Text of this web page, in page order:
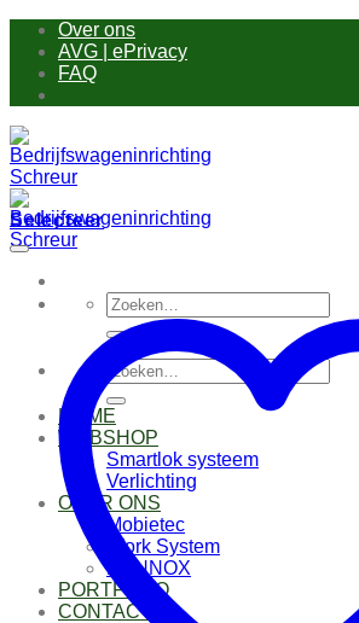
naar
inhoud
Over ons
AVG | ePrivacy
FAQ
Zoeken
naar:
Zoeken
naar:
HOME
WEBSHOP
Smartlok systeem
Verlichting
OVER ONS
Mobietec
Work System
DYNNOX
PORTFOLIO
CONTACT
Selecteer